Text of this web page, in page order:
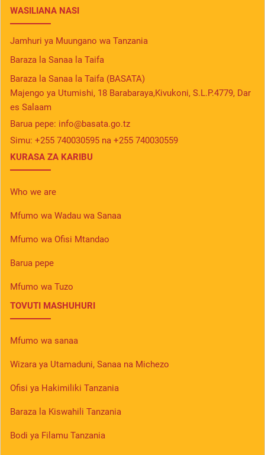
WASILIANA NASI
Jamhuri ya Muungano wa Tanzania
Baraza la Sanaa la Taifa
Baraza la Sanaa la Taifa (BASATA)
Majengo ya Utumishi, 18 Barabaraya,Kivukoni, S.L.P.4779, Dar
es Salaam
Barua pepe: info@basata.go.tz
Simu: +255 740030595 na +255 740030559
KURASA ZA KARIBU
Who we are
Mfumo wa Wadau wa Sanaa
Mfumo wa Ofisi Mtandao
Barua pepe
Mfumo wa Tuzo
TOVUTI MASHUHURI
Mfumo wa sanaa
Wizara ya Utamaduni, Sanaa na Michezo
Ofisi ya Hakimiliki Tanzania
Baraza la Kiswahili Tanzania
Bodi ya Filamu Tanzania